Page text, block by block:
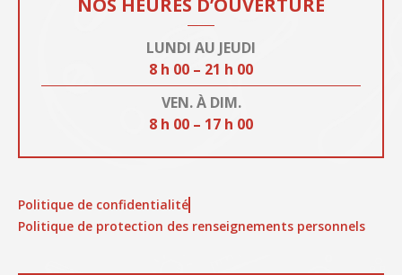
NOS HEURES D’OUVERTURE
LUNDI AU JEUDI
8 h 00 – 21 h 00
VEN. À DIM.
8 h 00 – 17 h 00
Politique de confidentialité
Politique de protection des renseignements personnels